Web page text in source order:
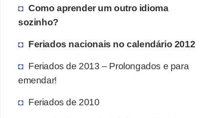
Como aprender um outro idioma
sozinho?
Feriados nacionais no calendário 2012
Feriados de 2013 – Prolongados e para
emendar!
Feriados de 2010